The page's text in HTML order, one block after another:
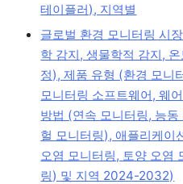
테이플러), 지역별
글로벌 환경 모니터링 시
학 감지, 생물학적 감지,
정), 제품 유형 (환경 모니
모니터링 소프트웨어, 웨
방법 (연속 모니터링, 능
헐 모니터링), 애플리케이
오염 모니터링, 토양 오염
링) 및 지역 2024-2032)